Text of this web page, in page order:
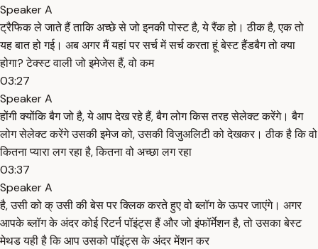
Speaker A
ट्रैफिक ले जाते हैं ताकि अच्छे से जो इनकी पोस्ट है, ये रैंक हो। ठीक है, एक तो
यह बात हो गई। अब अगर मैं यहां पर सर्च में सर्च करता हूं बेस्ट हैंडबैग तो क्या
होगा? टेक्स्ट वाली जो इमेजेस हैं, वो कम
03:27
Speaker A
होंगी क्योंकि बैग जो है, ये आप देख रहे हैं, बैग लोग किस तरह सेलेक्ट करेंगे। बैग
लोग सेलेक्ट करेंगे उसकी इमेज को, उसकी विजुअलिटी को देखकर। ठीक है कि वो
कितना प्यारा लग रहा है, कितना वो अच्छा लग रहा
03:37
Speaker A
है, उसी को क् उसी की बेस पर क्लिक करते हुए वो ब्लॉग के ऊपर जाएंगे। अगर
आपके ब्लॉग के अंदर कोई रिटर्न पॉइंट्स हैं और जो इंफॉर्मेशन है, तो उसका बेस्ट
मेथड यही है कि आप उसको पॉइंट्स के अंदर मेंशन कर